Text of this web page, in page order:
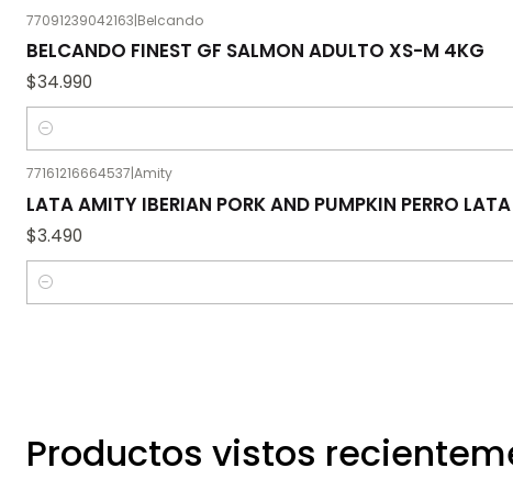
77091239042163|Belcando
BELCANDO FINEST GF SALMON ADULTO XS-M 4KG
$34.990
Cantidad
77161216664537|Amity
LATA AMITY IBERIAN PORK AND PUMPKIN PERRO
$3.490
Cantidad
Productos vistos